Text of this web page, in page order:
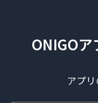
ONIGO
アプ